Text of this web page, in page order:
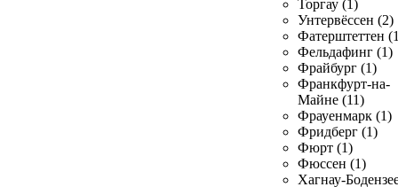
Торгау (1)
Унтервёссен (2)
Фатерштеттен
Фельдафинг (1)
Фрайбург (1)
Франкфурт-на-
Майне (11)
Фрауенмарк (1)
Фридберг (1)
Фюрт (1)
Фюссен (1)
Хагнау-